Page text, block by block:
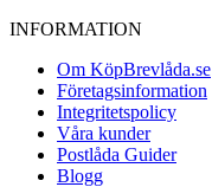
INFORMATION
Om KöpBrevlåda.se
Företagsinformation
Integritetspolicy
Våra kunder
Postlåda Guider
Blogg